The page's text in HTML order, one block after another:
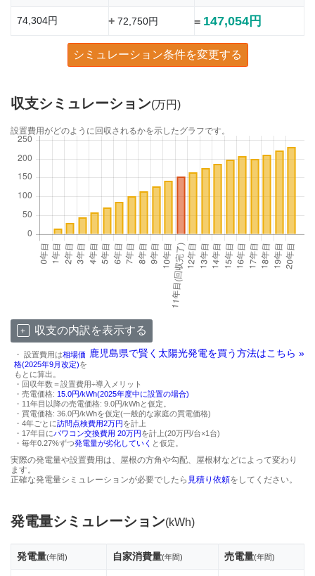
74,304円 +72,750円 = 147,054円
シミュレーション条件を変更する
収支シミュレーション(万円)
設置費用がどのように回収されるかを示したグラフです。
収支の内訳を表示する
鹿児島県で賢く太陽光発電を買う方法はこちら »
・ 設置費用は相場価
格(2025年9月改定)を
もとに算出。
・回収年数＝設置費用÷導入メリット
・売電価格: 15.0円/kWh(2025年度中に設置の場合)
・11年目以降の売電価格: 9.0円/kWhと仮定。
・買電価格: 36.0円/kWhを仮定(一般的な家庭の買電価格)
・4年ごとに訪問点検費用2万円を計上
・17年目にパワコン交換費用 20万円を計上(20万円/台×1台)
・毎年0.27%ずつ発電量が劣化していく と仮定。
実際の発電量や設置費用は、屋根の方角や勾配、屋根材などによって変わり
ます。
正確な発電量シミュレーションが必要でしたら 見積り依頼をしてください。
発電量シミュレーション(kWh)
発電量(年間) 自家消費量(年間) 売電量(年間)